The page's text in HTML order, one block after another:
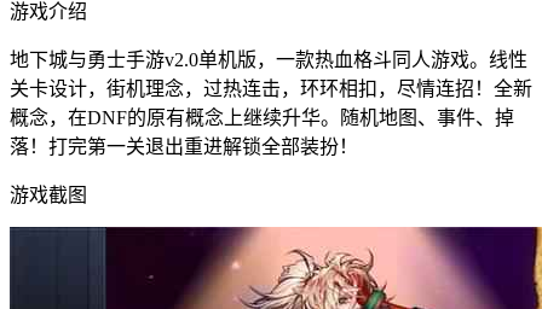
游戏介绍
地下城与勇士手游v2.0单机版，一款热血格斗同人游戏。线性
关卡设计，街机理念，过热连击，环环相扣，尽情连招！全新
概念，在DNF的原有概念上继续升华。随机地图、事件、掉
落！打完第一关退出重进解锁全部装扮！
游戏截图